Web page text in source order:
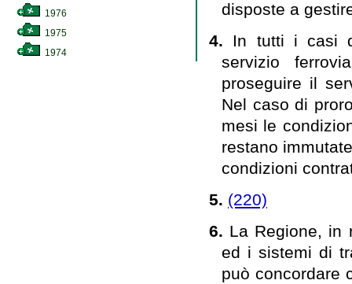
1976
1975
1974
disposte a
4. In tutti i casi
servizio
proseguire il
Nel caso di
mesi le
restano
condizioni
5. (220)
6. La Regione, in
ed i sistemi di
può concordare